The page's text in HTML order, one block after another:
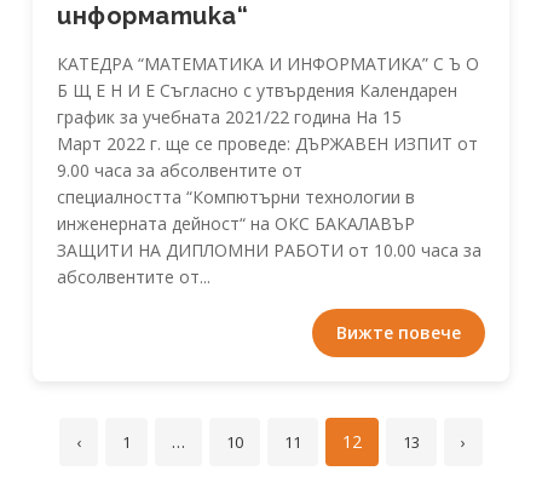
информатика“
КАТЕДРА “МАТЕМАТИКА И ИНФОРМАТИКА” С Ъ О
Б Щ Е Н И Е Съгласно с утвърдения Календарен
график за учебната 2021/22 година На 15
Март 2022 г. ще се проведе: ДЪРЖАВЕН ИЗПИТ от
9.00 часа за абсолвентите от
специалността “Компютърни технологии в
инженерната дейност“ на ОКС БАКАЛАВЪР
ЗАЩИТИ НА ДИПЛОМНИ РАБОТИ от 10.00 часа за
абсолвентите от...
Вижте повече
‹ 1 … 10 11 12 13 ›